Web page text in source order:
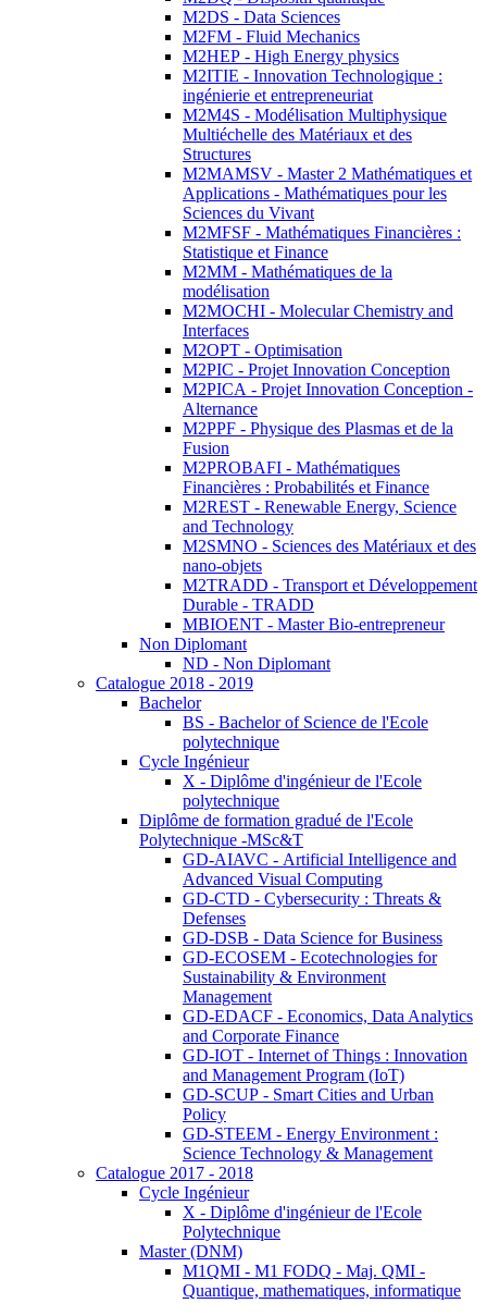
M2DS - Data Sciences
M2FM - Fluid Mechanics
M2HEP - High Energy physics
M2ITIE - Innovation Technologique :
ingénierie et entrepreneuriat
M2M4S - Modélisation Multiphysique
Multiéchelle des Matériaux et des
Structures
M2MAMSV - Master 2 Mathématiques et
Applications - Mathématiques pour les
Sciences du Vivant
M2MFSF - Mathématiques Financières :
Statistique et Finance
M2MM - Mathématiques de la
modélisation
M2MOCHI - Molecular Chemistry and
Interfaces
M2OPT - Optimisation
M2PIC - Projet Innovation Conception
M2PICA - Projet Innovation Conception -
Alternance
M2PPF - Physique des Plasmas et de la
Fusion
M2PROBAFI - Mathématiques
Financières : Probabilités et Finance
M2REST - Renewable Energy, Science
and Technology
M2SMNO - Sciences des Matériaux et des
nano-objets
M2TRADD - Transport et Développement
Durable - TRADD
MBIOENT - Master Bio-entrepreneur
Non Diplomant
ND - Non Diplomant
Catalogue 2018 - 2019
Bachelor
BS - Bachelor of Science de l'Ecole
polytechnique
Cycle Ingénieur
X - Diplôme d'ingénieur de l'Ecole
polytechnique
Diplôme de formation gradué de l'Ecole
Polytechnique -MSc&T
GD-AIAVC - Artificial Intelligence and
Advanced Visual Computing
GD-CTD - Cybersecurity : Threats &
Defenses
GD-DSB - Data Science for Business
GD-ECOSEM - Ecotechnologies for
Sustainability & Environment
Management
GD-EDACF - Economics, Data Analytics
and Corporate Finance
GD-IOT - Internet of Things : Innovation
and Management Program (IoT)
GD-SCUP - Smart Cities and Urban
Policy
GD-STEEM - Energy Environment :
Science Technology & Management
Catalogue 2017 - 2018
Cycle Ingénieur
X - Diplôme d'ingénieur de l'Ecole
Polytechnique
Master (DNM)
M1QMI - M1 FODQ - Maj. QMI -
Quantique, mathematiques, informatique